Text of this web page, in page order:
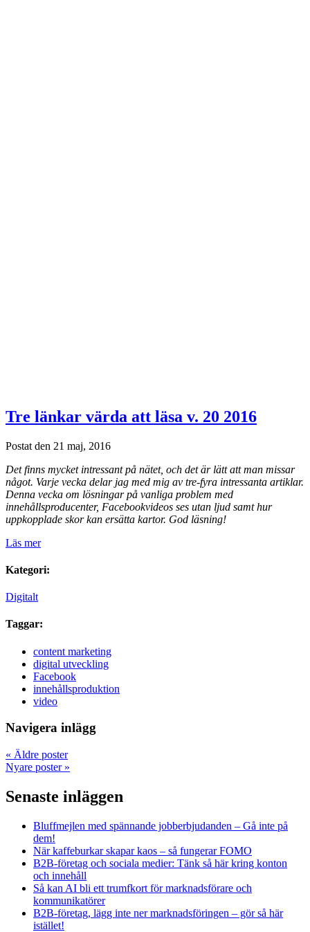
Tre länkar värda att läsa v. 20 2016
Postat den 21 maj, 2016
Det finns mycket intressant på nätet, och det är lätt att man missar
något. Varje vecka delar jag med mig av tre-fyra intressanta artiklar.
Denna vecka om lösningar på vanliga problem med
innehållsproducenter, Facebookvideos ses utan ljud samt hur
uppkopplade skor kan ersätta kartor. God läsning!
Läs mer
Kategori:
Digitalt
Taggar:
content marketing
digital utveckling
Facebook
innehållsproduktion
video
Navigera inlägg
« Äldre poster
Nyare poster »
Senaste inläggen
Bluffmejlen med spännande jobberbjudanden – Gå inte på
dem!
När kaffeburkar skapar kaos – så fungerar FOMO
B2B-företag och sociala medier: Tänk så här kring konton
och innehåll
Så kan AI bli ett trumfkort för marknadsförare och
kommunikatörer
B2B-företag, lägg inte ner marknadsföringen – gör så här
istället!